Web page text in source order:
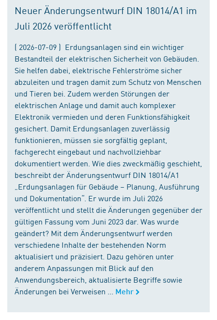
Neuer Änderungsentwurf DIN 18014/A1 im
Juli 2026 veröffentlicht
( 2026-07-09 ) Erdungsanlagen sind ein wichtiger
Bestandteil der elektrischen Sicherheit von Gebäuden.
Sie helfen dabei, elektrische Fehlerströme sicher
abzuleiten und tragen damit zum Schutz von Menschen
und Tieren bei. Zudem werden Störungen der
elektrischen Anlage und damit auch komplexer
Elektronik vermieden und deren Funktionsfähigkeit
gesichert. Damit Erdungsanlagen zuverlässig
funktionieren, müssen sie sorgfältig geplant,
fachgerecht eingebaut und nachvollziehbar
dokumentiert werden. Wie dies zweckmäßig geschieht,
beschreibt der Änderungsentwurf DIN 18014/A1
„Erdungsanlagen für Gebäude – Planung, Ausführung
und Dokumentation“. Er wurde im Juli 2026
veröffentlicht und stellt die Änderungen gegenüber der
gültigen Fassung vom Juni 2023 dar. Was wurde
geändert? Mit dem Änderungsentwurf werden
verschiedene Inhalte der bestehenden Norm
aktualisiert und präzisiert. Dazu gehören unter
anderem Anpassungen mit Blick auf den
Anwendungsbereich, aktualisierte Begriffe sowie
Änderungen bei Verweisen ...
Mehr